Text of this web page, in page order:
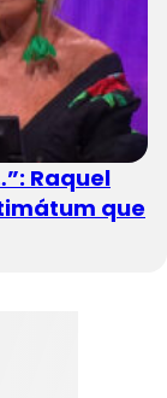
Raquel
que